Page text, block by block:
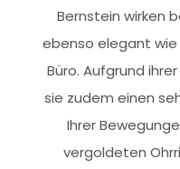
Bernstein wirken
ebenso elegant
Büro. Aufgrund
sie zudem einen
Ihrer
vergoldeten